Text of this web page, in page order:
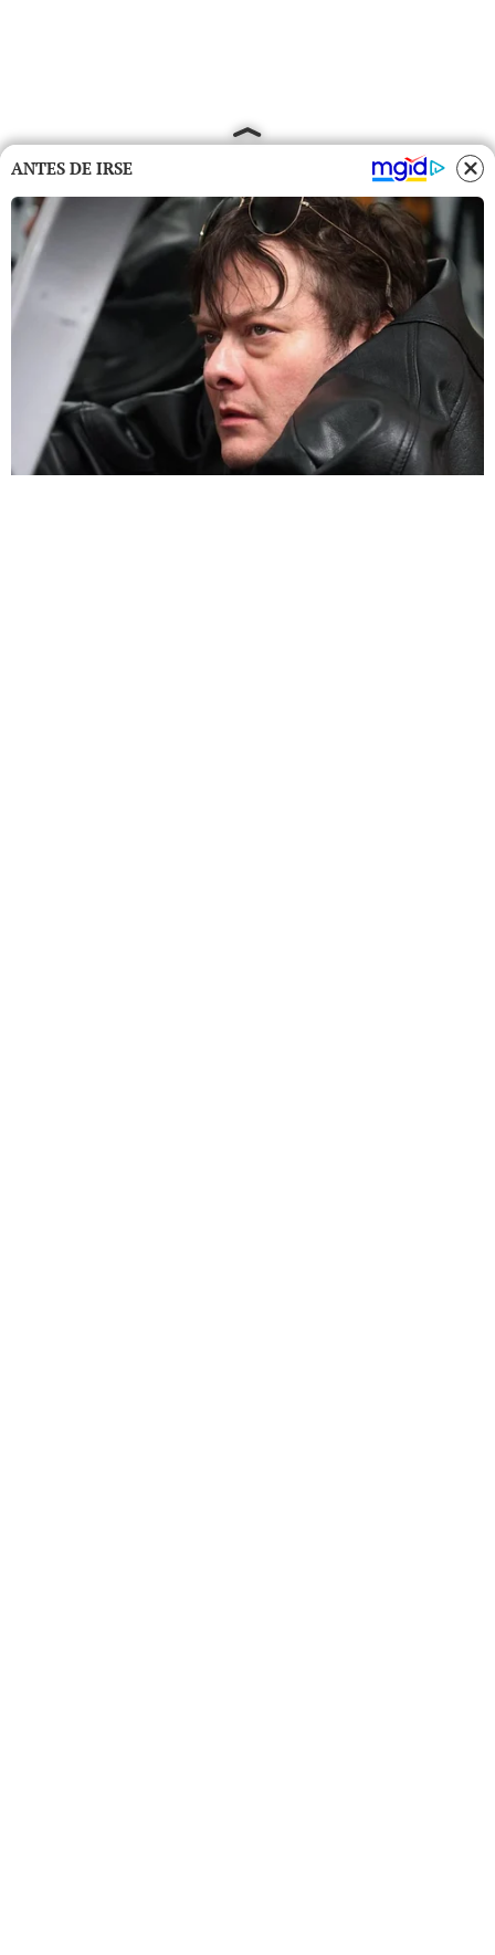
ANTES DE IRSE